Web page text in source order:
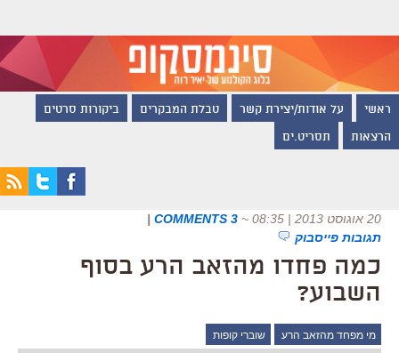
ראשי על אודות/יצירת קשר טבלת המבקרים ביקורות סרטים
הרצאות תסריט.ים
20 אוגוסט 2013 | 08:35 ~
3 COMMENTS
|
תגובות פייסבוק
כמה פחדו מהזאב הרע בסוף
השבוע?
מי מפחד מהזאב הרע שוברי קופות